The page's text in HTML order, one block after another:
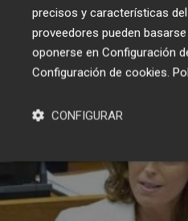
precisos y características
proveedores pueden
oponerse en Configuración
Configuración de cookies.
CONFIGURAR